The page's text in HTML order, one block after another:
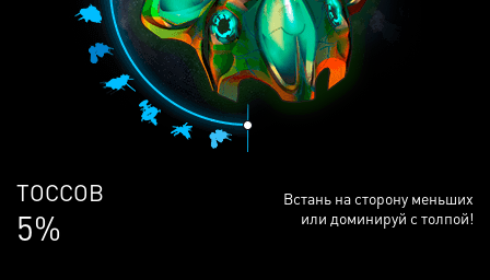
ЛЮДЕЙ
68%
Встань на сторону меньших
или доминируй с толпой!